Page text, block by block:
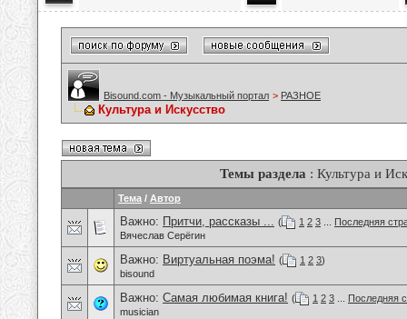
Bisound.com - Музыкальный портал > РАЗНОЕ
Культура и Искусство
Темы раздела : Культура и
Тема / Автор
Важно: Притчи, рассказы ... ( 1 2 3
Последняя
Вячеслав Серёгин
Важно: Виртуальная поэма! ( 1 2 3)
bisound
Важно: Самая любимая книга! ( 1 2 3
Последняя
musician